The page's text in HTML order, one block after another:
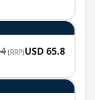
(RRP)USD 65.8